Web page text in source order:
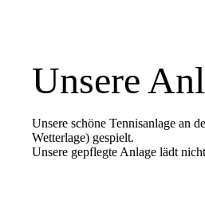
Unsere
Unsere schöne Tennisanlage an
Wetterlage) gespielt.
Unsere gepflegte Anlage lädt